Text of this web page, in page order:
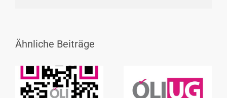
Ähnliche Beiträge